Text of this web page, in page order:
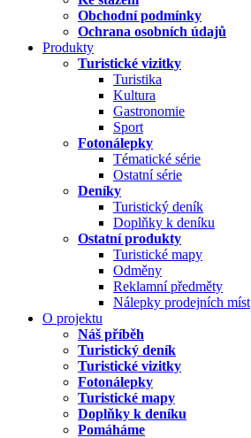
Obchodní podmínky
Ochrana osobních údajů
Produkty
Turistické vizitky
Turistika
Kultura
Gastronomie
Sport
Fotonálepky
Tématické série
Ostatní série
Deníky
Turistický deník
Doplňky k deníku
Ostatní produkty
Turistické mapy
Odměny
Reklamní předměty
Nálepky prodejních míst
O projektu
Náš příběh
Turistický deník
Turistické vizitky
Fotonálepky
Turistické mapy
Doplňky k deníku
Pomáháme